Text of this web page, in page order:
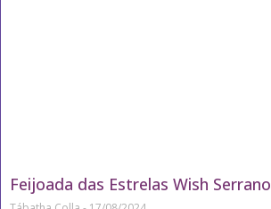
Feijoada das Estrelas Wish Serrano